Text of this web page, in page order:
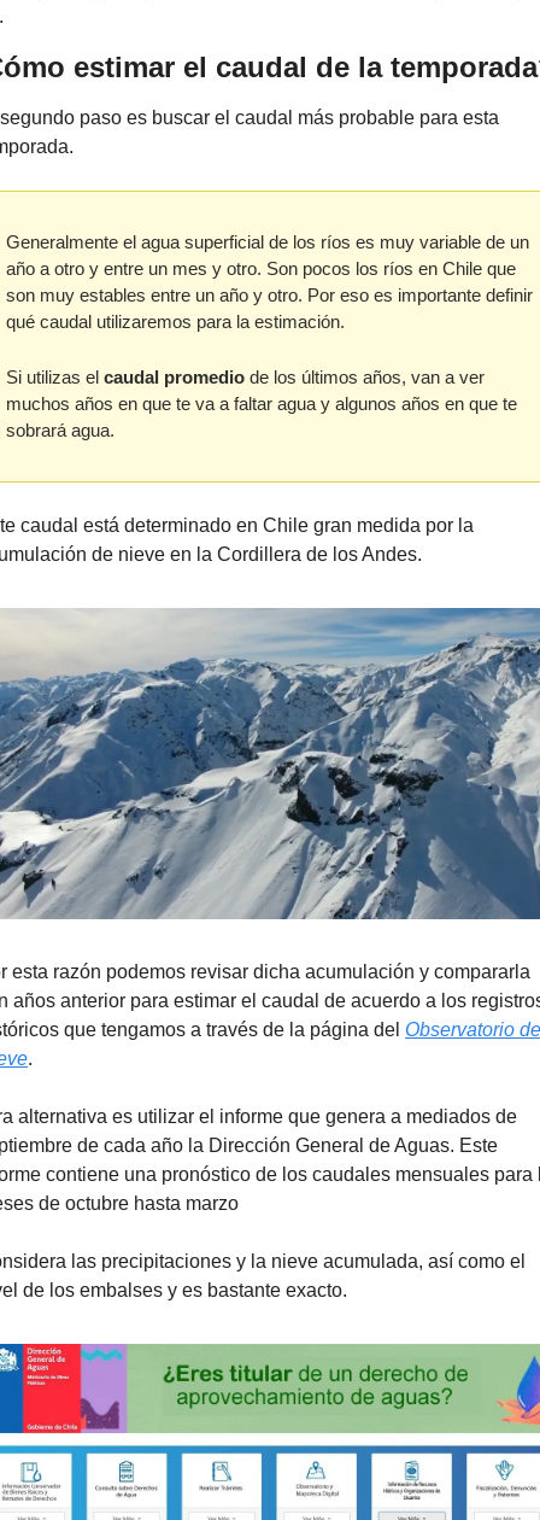
estimar el caudal de la
paso es buscar el caudal más probable para esta
Generalmente el agua superficial de los ríos es muy variable de un
año a otro y entre un mes y otro. Son pocos los ríos en Chile que
son muy estables entre un año y otro. Por eso es importante definir
qué caudal utilizaremos para la estimación.
Si utilizas el caudal promedio de los últimos años, van a ver
muchos años en que te va a faltar agua y algunos años en que te
sobrará agua.
caudal está determinado en Chile gran medida por la
de nieve en la Cordillera de los Andes.
esta razón podemos revisar dicha acumulación y compararla
años anterior para estimar el caudal de acuerdo a los
que tengamos a través de la página del Observatorio de
.
alternativa es utilizar el informe que genera a mediados de
de cada año la Dirección General de Aguas. Este
contiene una pronóstico de los caudales mensuales para
de octubre hasta marzo
las precipitaciones y la nieve acumulada, así como el
de los embalses y es bastante exacto.